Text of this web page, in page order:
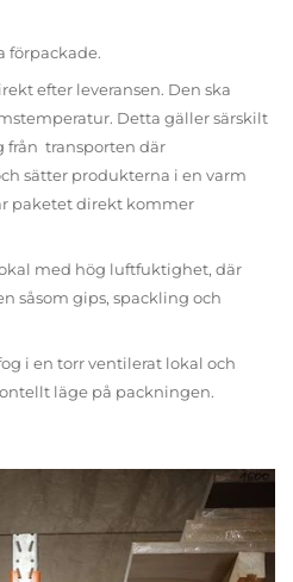
förpackade.
efter leveransen. Den ska
Detta gäller särskilt
från transporten där
sätter produkterna i en varm
paketet direkt kommer
med hög luftfuktighet, där
såsom gips, spackling och
i en torr ventilerat lokal och
läge på packningen.